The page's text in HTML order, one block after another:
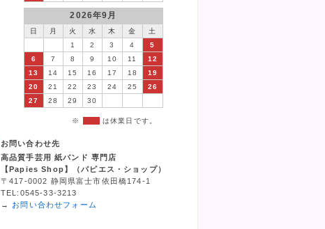
2026年9月
日 月 火 水 木 金
土
1
2 3 4
5
6
7 8 9 10 11
12
13
14 15 16 17 18
19
20
21 22 23 24 25
26
27
28 29 30
※ は休業日です。
お問い合わせ先
高品質手芸用 紙バンド 専門店
【Papies Shop】（パピエス・ショップ）
〒417-0002 静岡県富士市依田橋174-1
TEL:0545-33-3213
→ お問い合わせフォーム